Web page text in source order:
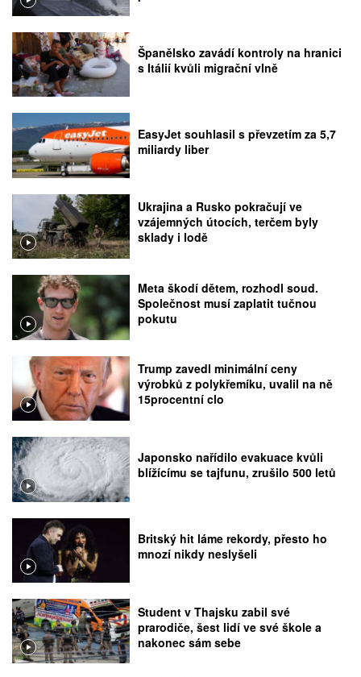
Španělsko zavádí kontroly na hranici
s Itálií kvůli migrační vlně
EasyJet souhlasil s převzetím za 5,7
miliardy liber
Ukrajina a Rusko pokračují ve
vzájemných útocích, terčem byly
sklady i lodě
Meta škodí dětem, rozhodl soud.
Společnost musí zaplatit tučnou
pokutu
Trump zavedl minimální ceny
výrobků z polykřemíku, uvalil na ně
15procentní clo
Japonsko nařídilo evakuace kvůli
blížícímu se tajfunu, zrušilo 500 letů
Britský hit láme rekordy, přesto ho
mnozí nikdy neslyšeli
Student v Thajsku zabil své
prarodiče, šest lidí ve své škole a
nakonec sám sebe